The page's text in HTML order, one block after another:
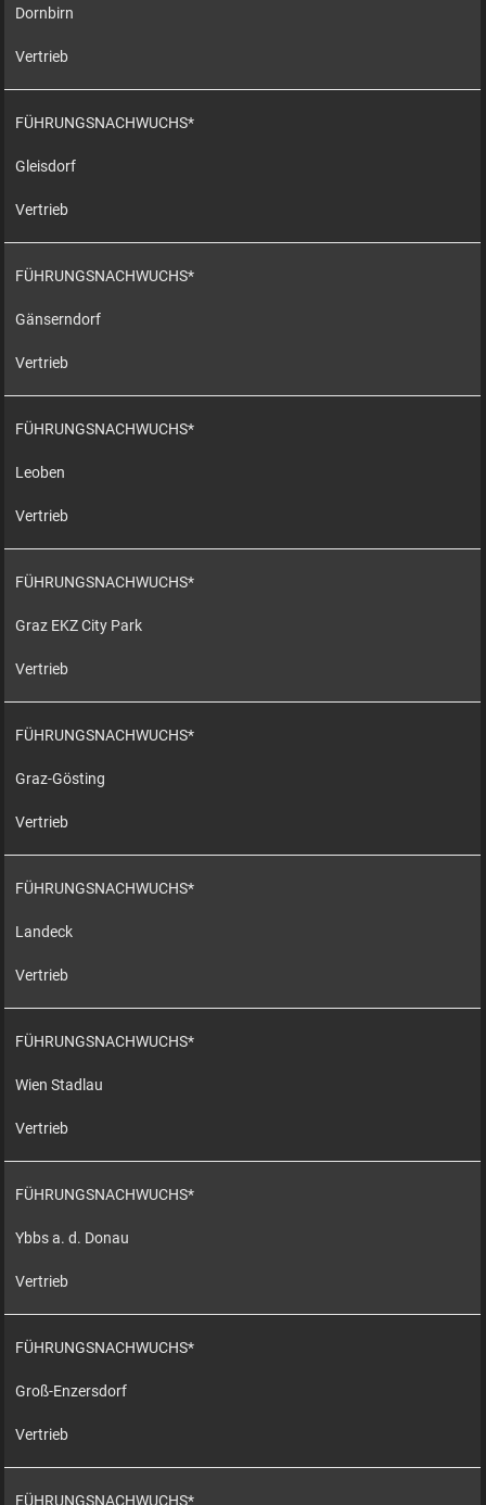
Dornbirn
Vertrieb
FÜHRUNGSNACHWUCHS*
Gleisdorf
Vertrieb
FÜHRUNGSNACHWUCHS*
Gänserndorf
Vertrieb
FÜHRUNGSNACHWUCHS*
Leoben
Vertrieb
FÜHRUNGSNACHWUCHS*
Graz EKZ City Park
Vertrieb
FÜHRUNGSNACHWUCHS*
Graz-Gösting
Vertrieb
FÜHRUNGSNACHWUCHS*
Landeck
Vertrieb
FÜHRUNGSNACHWUCHS*
Wien Stadlau
Vertrieb
FÜHRUNGSNACHWUCHS*
Ybbs a. d. Donau
Vertrieb
FÜHRUNGSNACHWUCHS*
Groß-Enzersdorf
Vertrieb
FÜHRUNGSNACHWUCHS*